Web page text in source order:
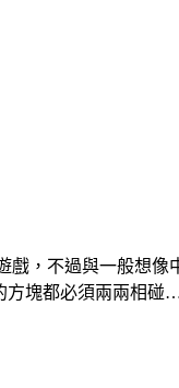
戲，不過與一般想
方塊都必須兩兩相碰